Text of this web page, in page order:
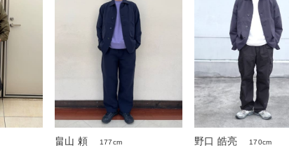
畠山 頼
177cm
野口 皓亮
170cm